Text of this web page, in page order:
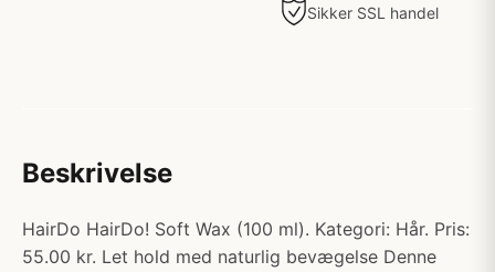
Sikker SSL handel
Beskrivelse
HairDo HairDo! Soft Wax (100 ml). Kategori: Hår. Pris:
55.00 kr. Let hold med naturlig bevægelse Denne